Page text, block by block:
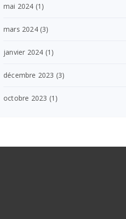
mai 2024 (1)
mars 2024(3)
janvier 2024 (1)
décembre 2023 (3)
octobre 2023 (1)